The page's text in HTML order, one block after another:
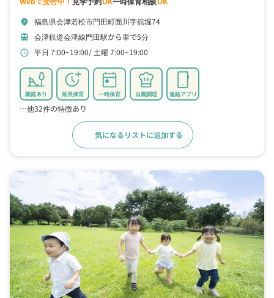
location_on 福島県会津若松市門田町面川字舘堀74
train 会津鉄道会津線門田駅から車で5分
schedule 平日 7:00~19:00 土曜 7:00~19:00
園庭あり 延長保育 一時保育 自園調理 連絡アプリ
…他32件の特徴あり
気になるリストに追加する